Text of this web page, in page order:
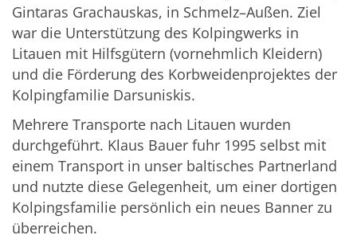
Gintaras Grachauskas, in Schmelz–Außen. Ziel
war die Unterstützung des Kolpingwerks in
Litauen mit Hilfsgütern (vornehmlich Kleidern)
und die Förderung des Korbweidenprojektes der
Kolpingfamilie Darsuniskis.
Mehrere Transporte nach Litauen wurden
durchgeführt. Klaus Bauer fuhr 1995 selbst mit
einem Transport in unser baltisches Partnerland
und nutzte diese Gelegenheit, um einer dortigen
Kolpingsfamilie persönlich ein neues Banner zu
überreichen.